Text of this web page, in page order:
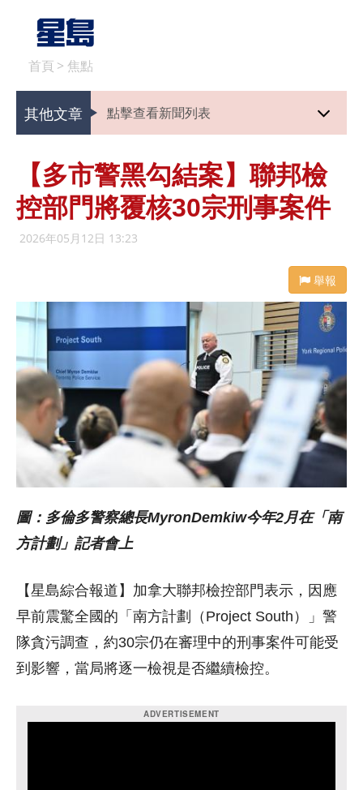
首頁 > 焦點
其他文章 點擊查看新聞列表
【多市警黑勾結案】聯邦檢
控部門將覆核30宗刑事案件
2026年05月12日 13:23
舉報
圖：多倫多警察總長MyronDemkiw今年2月在「南
方計劃」記者會上
【星島綜合報道】加拿大聯邦檢控部門表示，因應
早前震驚全國的「南方計劃（Project South）」警
隊貪污調查，約30宗仍在審理中的刑事案件可能受
到影響，當局將逐一檢視是否繼續檢控。